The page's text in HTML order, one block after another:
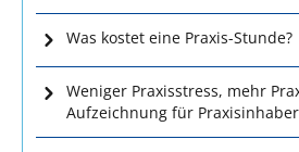
Was kostet eine Praxis-Stunde?
Weniger Praxisstress, mehr
Aufzeichnung für